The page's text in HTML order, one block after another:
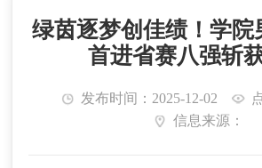
绿茵逐梦创佳绩！学院
首进省赛八强斩
发布时间：2025-12-02
信息来源：